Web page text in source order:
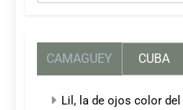
CAMAGUEY CUBA
Lil, la de ojos color